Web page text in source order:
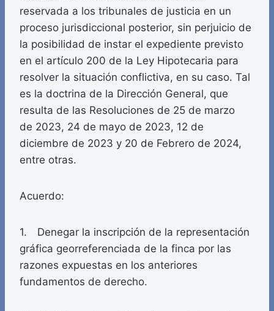
reservada a los tribunales de justicia en un
proceso jurisdiccional posterior, sin perjuicio de
la posibilidad de instar el expediente previsto
en el artículo 200 de la Ley Hipotecaria para
resolver la situación conflictiva, en su caso. Tal
es la doctrina de la Dirección General, que
resulta de las Resoluciones de 25 de marzo
de 2023, 24 de mayo de 2023, 12 de
diciembre de 2023 y 20 de Febrero de 2024,
entre otras.
Acuerdo:
1. Denegar la inscripción de la representación
gráfica georreferenciada de la finca por las
razones expuestas en los anteriores
fundamentos de derecho.